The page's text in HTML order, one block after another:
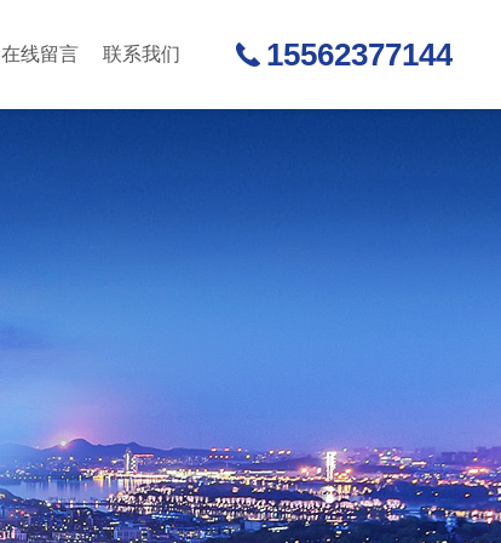
在线留言 联系我们 15562377144